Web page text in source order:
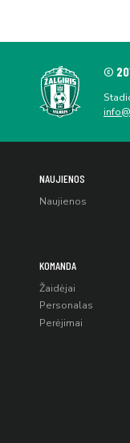
©
NAUJIENOS
Naujienos
KOMANDA
Žaidėjai
Personalas
Perėjimai